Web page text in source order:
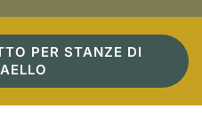
PER STANZE DI